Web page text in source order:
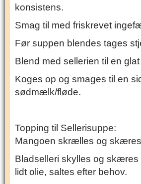
konsistens.
Smag til med friskrevet
Før suppen blendes tages
Blend med sellerien til en
Koges op og smages til en
sødmælk/fløde.
Topping til Sellerisuppe:
Mangoen skrælles og
Bladselleri skylles og
lidt olie, saltes efter behov.